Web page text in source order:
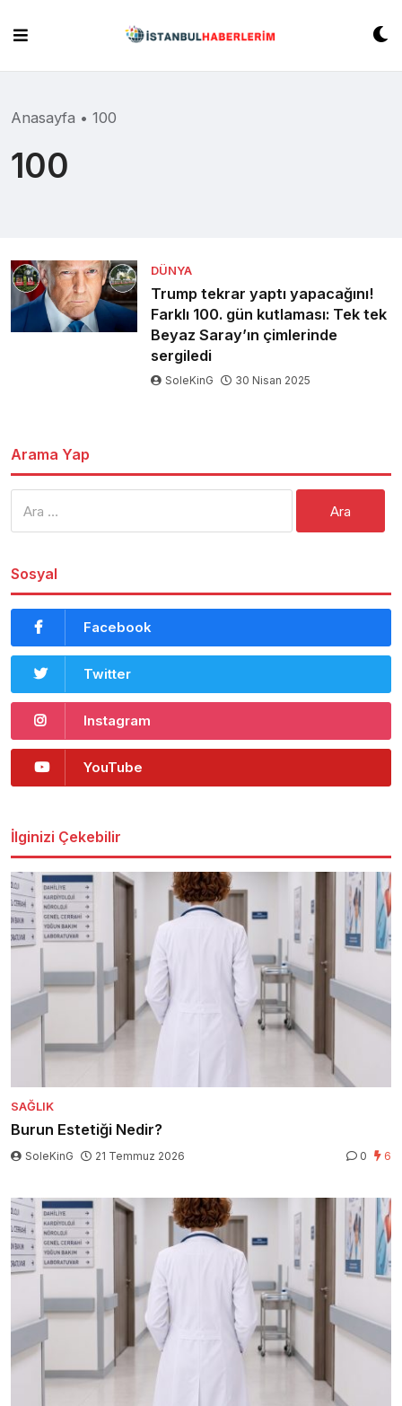
content
Anasayfa • 100
100
DÜNYA
Trump tekrar yaptı yapacağını!
Farklı 100. gün kutlaması: Tek tek
Beyaz Saray’ın çimlerinde
sergiledi
SoleKinG 30 Nisan 2025
Arama Yap
Sosyal
Facebook
Twitter
Instagram
YouTube
İlginizi Çekebilir
SAĞLIK
Burun Estetiği Nedir?
SoleKinG 21 Temmuz 2026 0 6